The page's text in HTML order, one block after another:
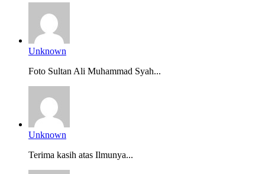
Unknown
Foto Sultan Ali Muhammad Syah...
Unknown
Terima kasih atas Ilmunya...